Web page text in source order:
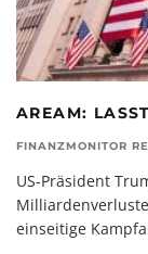
AREAM:
FINANZMONITOR
US-Präsident
einseitige